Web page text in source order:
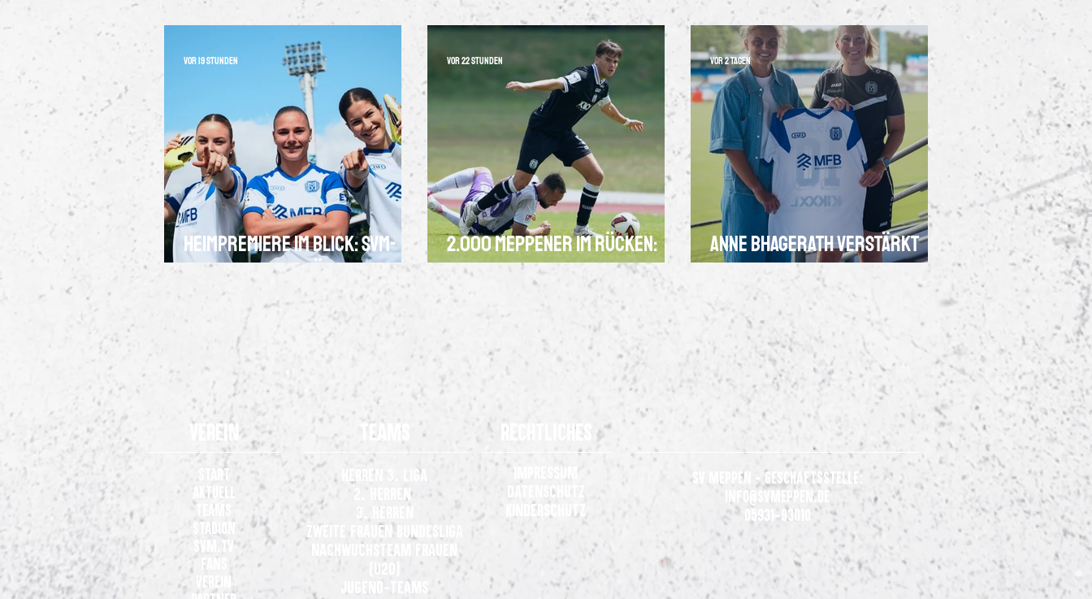
Heimpremiere im Blick: SVM-
Frauen wollen nächsten
Dreier
vor 19 Stunden
2.000 Meppener im Rücken:
SVM heiß auf den Drittliga-
Start in Duisburg
vor 22 Stunden
Anne Bhagerath verstärkt
den SV Meppen
vor 2 Tagen
Verein
Start
Aktuell
Teams
Stadion
SVM.TV
Fans
Verein
Teams
Herren 3. Liga
2. Herren
3. Herren
Zweite Frauen
Bundesliga
Nachwuchsteam Frauen
(U20)
Jugend-Teams
Rechtliches
Impressum
Datenschutz
Kinderschutz
SV Meppen - Geschäftsstelle:
Info@svmeppen.de
05931-93010